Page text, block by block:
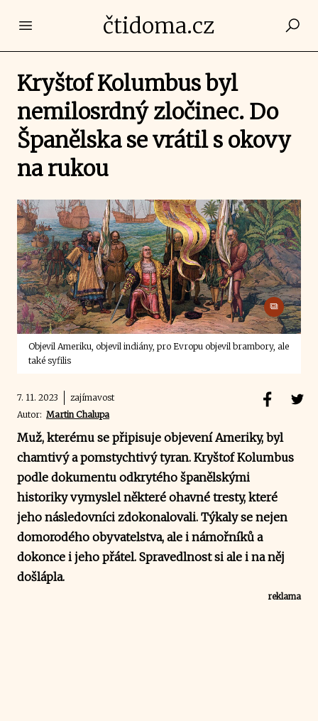
Open main menučtidoma.cz
Kryštof Kolumbus byl
nemilosrdný zločinec. Do
Španělska se vrátil s okovy
na rukou
Objevil Ameriku, objevil indiány, pro Evropu objevil brambory, ale
také syfilis
7. 11. 2023
zajímavost
Autor: Martin Chalupa
Muž, kterému se připisuje objevení Ameriky, byl
chamtivý a pomstychtivý tyran. Kryštof Kolumbus
podle dokumentu odkrytého španělskými
historiky vymyslel některé ohavné tresty, které
jeho následovníci zdokonalovali. Týkaly se nejen
domorodého obyvatelstva, ale i námořníků a
dokonce i jeho přátel. Spravedlnost si ale i na něj
došlápla.
reklama